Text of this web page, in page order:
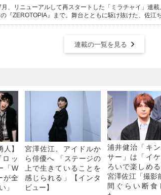
、リニューアルして再スタートした「ミラチャイ」連
『ZEROTOPIA』まで。舞台とともに駆け抜けた、佐江
連載の一覧を見る
】
ッ
「W
が全
」
宮澤佐江、アイドルか
ら俳優へ 「ステージの
上で生きていることを
感じられる」【インタ
ビュー】
浦井健治「キ
サー」は「イ
ろいで楽しめる
宮澤佐江「撮影
間ぐらい断食